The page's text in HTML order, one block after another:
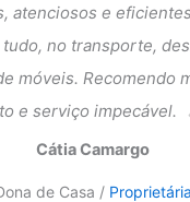
atenciosos e
no transporte,
móveis. Recomendo
e serviço impecável.
Cátia Camargo
de Casa / Proprietária